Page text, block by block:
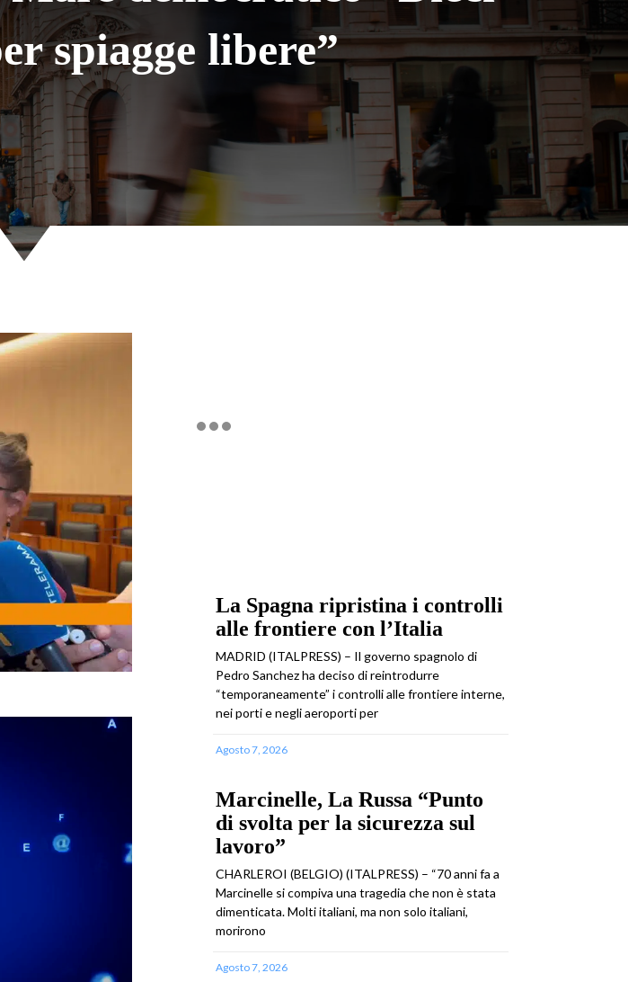
spiagge libere”
La Spagna ripristina i controlli
alle frontiere con l’Italia
MADRID (ITALPRESS) – Il governo spagnolo di
Pedro Sanchez ha deciso di reintrodurre
“temporaneamente” i controlli alle frontiere interne,
nei porti e negli aeroporti per
Agosto 7, 2026
Marcinelle, La Russa “Punto
di svolta per la sicurezza sul
lavoro”
CHARLEROI (BELGIO) (ITALPRESS) – “70 anni fa a
Marcinelle si compiva una tragedia che non è stata
dimenticata. Molti italiani, ma non solo italiani,
morirono
Agosto 7, 2026